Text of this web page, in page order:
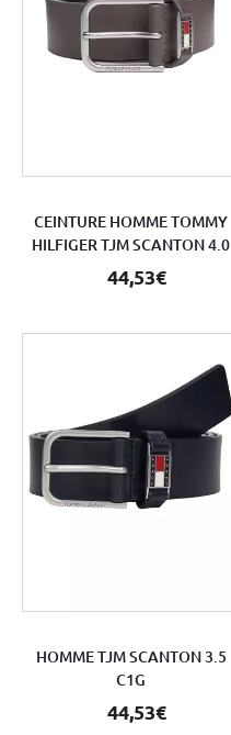
CEINTURE HOMME TOMMY
HILFIGER TJM SCANTON 4.0
44,53€
HOMME TJM SCANTON 3.5
C1G
44,53€